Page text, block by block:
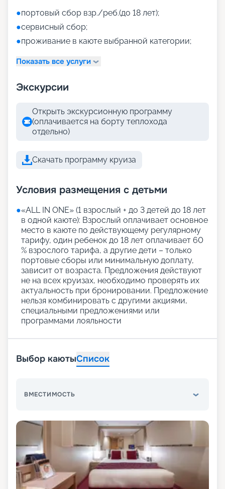
●портовый сбор взр./реб.(до 18 лет);
●сервисный сбор;
●проживание в каюте выбранной категории;
Показать все услуги
Экскурсии
Открыть экскурсионную программу
(оплачивается на борту теплохода
отдельно)
Скачать программу круиза
Условия размещения с детьми
●«АLL IN ONE» (1 взрослый + до 3 детей до 18 лет
в одной каюте): Взрослый оплачивает основное
место в каюте по действующему регулярному
тарифу, один ребенок до 18 лет оплачивает 60
% взрослого тарифа, а другие дети – только
портовые сборы или минимальную доплату,
зависит от возраста. Предложения действуют
не на всех круизах, необходимо проверять их
актуальность при бронировании. Предложение
нельзя комбинировать с другими акциями,
специальными предложениями или
программами лояльности
Выбор каютыСписок
ВМЕСТИМОСТЬ